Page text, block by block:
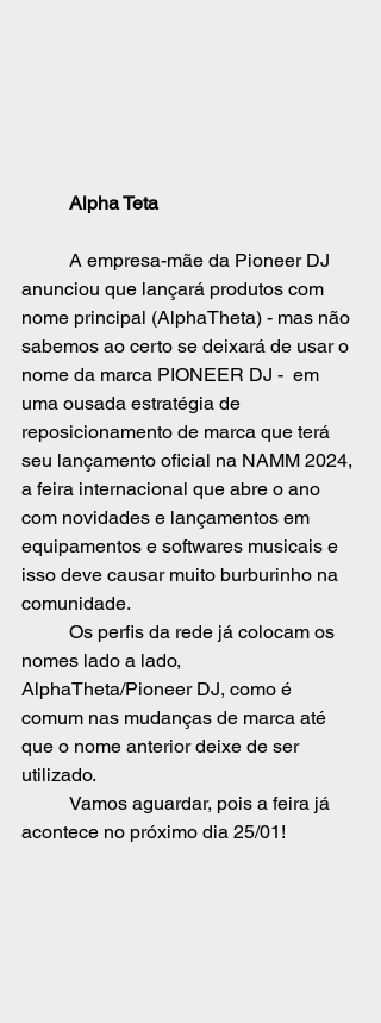
	Alpha Teta
anunciou que lançará produtos com
nome principal (AlphaTheta) - mas não
sabemos ao certo se deixará de usar o
nome da marca PIONEER DJ -  em
uma ousada estratégia de
reposicionamento de marca que terá
seu lançamento oficial na NAMM 2024,
a feira internacional que abre o ano
com novidades e lançamentos em
equipamentos e softwares musicais e
isso deve causar muito burburinho na
comunidade.
nomes lado a lado,
AlphaTheta/Pioneer DJ, como é
comum nas mudanças de marca até
que o nome anterior deixe de ser
utilizado.
acontece no próximo dia 25/01!